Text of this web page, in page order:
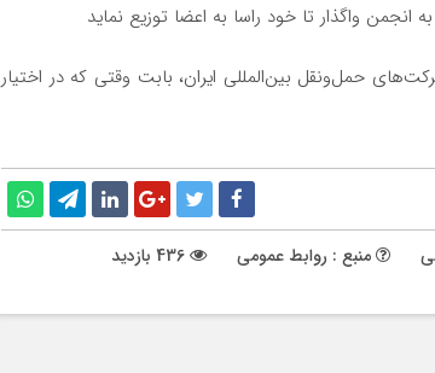
واگذار تا خود راسا به اعضا توزیع نماید
حمل‌ونقل بین‌المللی ایران، بابت وقتی که در اختیار
منبع : روابط عمومی